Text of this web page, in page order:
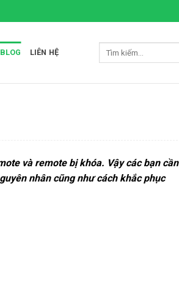
BLOG LIÊN HỆ
và remote bị khóa. Vậy các bạn cần
nhân cũng như cách khắc phục